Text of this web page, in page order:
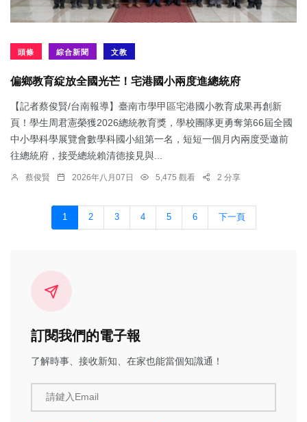
頭條 綜合新聞 文教
偏鄉教育綻放全國光芒！宅港國小兩度進總統府
【記者蔡俊賢/台南報導】臺南市學甲區宅港國小教育成果再創新
頁！學生周君憲榮獲2026總統教育獎，學校團隊更勇奪第66屆全國
中小學科學展覽會數學科國小組第一名，短短一個月內兩度受邀前
往總統府，接受總統賴清德接見與...
蔡俊賢 2026年八月07日 5,475 觀看 2 分享
1 2 3 4 5 6 下一頁
訂閱我們的電子報
了解時事、接收新知、在家也能當個知識通！
請鍵入Email